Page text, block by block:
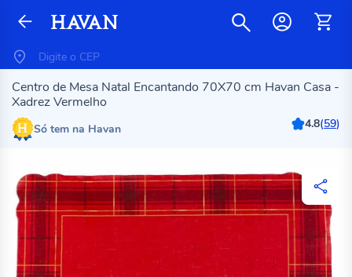
Centro de Mesa Natal Encantando 70X70 cm Havan Casa -
Xadrez Vermelho
Só tem na Havan 4.8(59)